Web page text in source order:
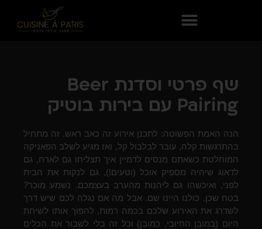
שף פרטי וסדנת Beer
Pairing עם בירות בוטיק
הנה האמת הפשוטה: לתכנן אירוע זה כאב ראש. זה מתחיל
בהתרגשות קלה, עובר לבלבול קל, ואז מגיע לשלב הפאניקה
המוחלטת כשאתם מנסים לדמיין איך תצליחו גם לארח, גם
לדאוג שיהיה מספיק אוכל (וטעים!), גם לנקות את הבית
לפני, ואיכשהו גם ליהנות מהערב בעצמכם. נשמע מוכר?
בטח שכן. כולנו היינו שם. אבל מה אם נגלה לכם שיש דרך
לשדרג את האירוע שלכם בכמה רמות, להפוך אותו לשיחת
היום (במובן החיובי, כמובן) וכל זה בלי לשבור את הכלים